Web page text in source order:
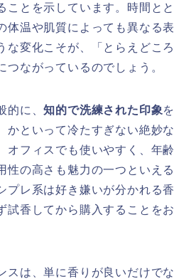
ことを示しています。時間とと
体温や肌質によっても異なる表
な変化こそが、「とらえどころ
つながっているのでしょう。
的に、知的で洗練された印象を
かといって冷たすぎない絶妙な
オフィスでも使いやすく、年齢
性の高さも魅力の一つといえる
プレ系は好き嫌いが分かれる香
試香してから購入することをお
スは、単に香りが良いだけでな